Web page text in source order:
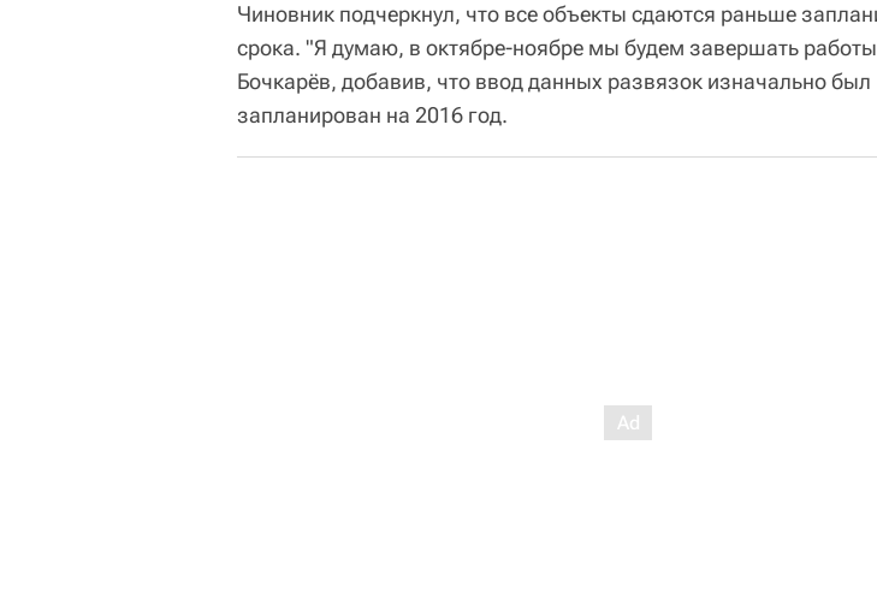
Чиновник подчеркнул, что все объекты сдаются раньше
срока. "Я думаю, в октябре-ноябре мы будем завершать
Бочкарёв, добавив, что ввод данных развязок изначально был
запланирован на 2016 год.